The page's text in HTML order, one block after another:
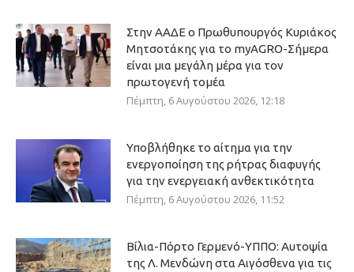
Στην ΑΑΔΕ ο Πρωθυπουργός Κυριάκος
Μητσοτάκης για το myAGRO-Σήμερα
είναι μια μεγάλη μέρα για τον
πρωτογενή τομέα
Πέμπτη, 6 Αυγούστου 2026, 12:18
Υποβλήθηκε το αίτημα για την
ενεργοποίηση της ρήτρας διαφυγής
για την ενεργειακή ανθεκτικότητα
Πέμπτη, 6 Αυγούστου 2026, 11:52
Βίλια-Πόρτο Γερμενό-ΥΠΠΟ: Αυτοψία
της Λ. Μενδώνη στα Αιγόσθενα για τις